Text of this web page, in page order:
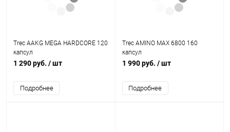
Trec AAKG MEGA HARDCORE 120
капсул
1 290 руб. / шт
Подробнее
Trec AMINO MAX 6800 160
капсул
1 990 руб. / шт
Подробнее